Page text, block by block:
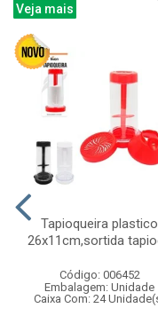
Veja mais
Tapioqueira plastico
26x11cm,sortida
Código: 006452
Embalagem: Unidade
Caixa Com: 24